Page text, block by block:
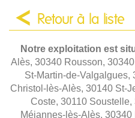
Retour à la liste
Notre exploitation est
Alès, 30340 Rousson,
St-Martin-de-Valgalgues,
Christol-lès-Alès, 30140 St-
Coste, 30110
Méjannes-lès-Alès,